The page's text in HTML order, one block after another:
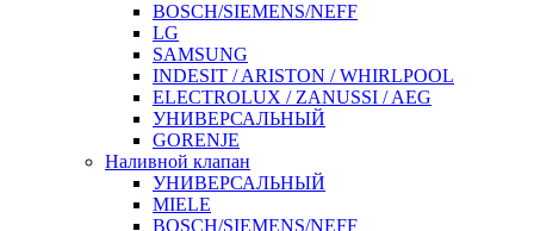
BOSCH/SIEMENS/NEFF
LG
SAMSUNG
INDESIT / ARISTON / WHIRLPOOL
ELECTROLUX / ZANUSSI / AEG
УНИВЕРСАЛЬНЫЙ
GORENJE
Наливной клапан
УНИВЕРСАЛЬНЫЙ
MIELE
BOSCH/SIEMENS/NEFF